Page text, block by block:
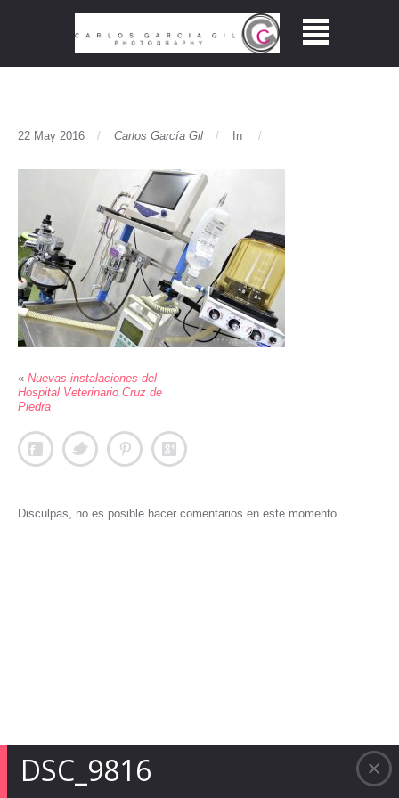
DSC_9816
22 May 2016 Carlos García Gil In
« Nuevas instalaciones del
Hospital Veterinario Cruz de
Piedra
Disculpas, no es posible hacer comentarios en este momento.